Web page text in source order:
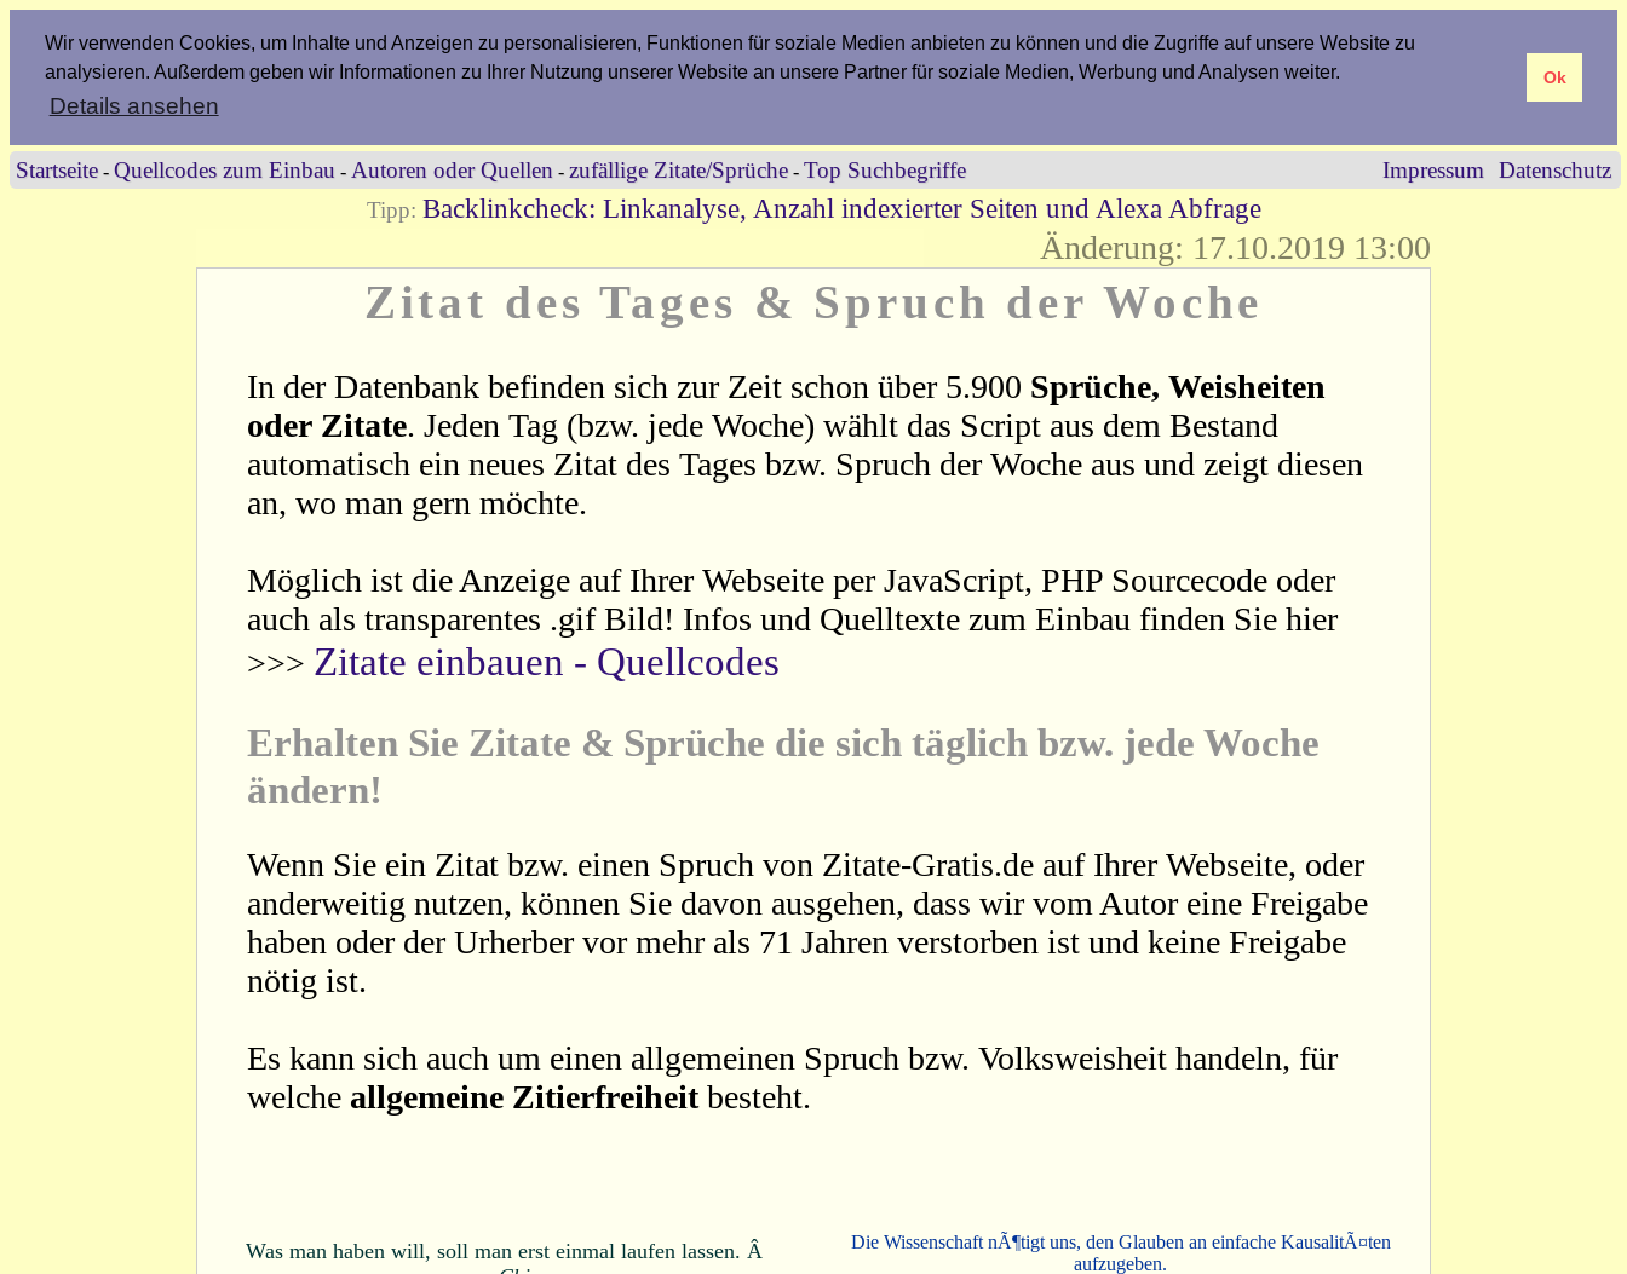
Wir verwenden Cookies, um Inhalte und Anzeigen zu personalisieren, Funktionen für soziale Medien anbieten zu können und die Zugriffe auf unsere Website zu
analysieren. Außerdem geben wir Informationen zu Ihrer Nutzung unserer Website an unsere Partner für soziale Medien, Werbung und Analysen weiter.
Details ansehen
Ok
Startseite - Quellcodes zum Einbau - Autoren oder Quellen - zufällige Zitate/Sprüche - Top Suchbegriffe Impressum
Datenschutz
Tipp: Backlinkcheck: Linkanalyse, Anzahl indexierter Seiten und Alexa Abfrage
Änderung: 17.10.2019 13:00
Zitat des Tages & Spruch der Woche
In der Datenbank befinden sich zur Zeit schon über 5.900 Sprüche, Weisheiten
oder Zitate. Jeden Tag (bzw. jede Woche) wählt das Script aus dem Bestand
automatisch ein neues Zitat des Tages bzw. Spruch der Woche aus und zeigt diesen
an, wo man gern möchte.
Möglich ist die Anzeige auf Ihrer Webseite per JavaScript, PHP Sourcecode oder
auch als transparentes .gif Bild! Infos und Quelltexte zum Einbau finden Sie hier
>>> Zitate einbauen - Quellcodes
Erhalten Sie Zitate & Sprüche die sich täglich bzw. jede Woche
ändern!
Wenn Sie ein Zitat bzw. einen Spruch von Zitate-Gratis.de auf Ihrer Webseite, oder
anderweitig nutzen, können Sie davon ausgehen, dass wir vom Autor eine Freigabe
haben oder der Urherber vor mehr als 71 Jahren verstorben ist und keine Freigabe
nötig ist.
Es kann sich auch um einen allgemeinen Spruch bzw. Volksweisheit handeln, für
welche allgemeine Zitierfreiheitbesteht.
Was man haben will, soll man erst einmal laufen lassen. Â
Die Wissenschaft nÃ¶tigt uns, den Glauben an einfache KausalitÃ¤ten
aufzugeben.